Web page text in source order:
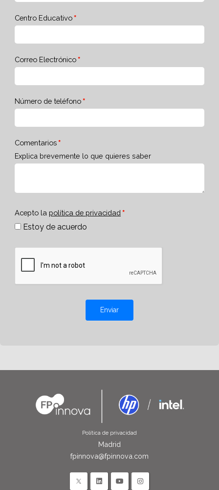
Centro Educativo
Correo Electrónico
Número de teléfono
Comentarios
Explica brevemente lo que quieres saber
Acepto la política de privacidad
Estoy de acuerdo
Enviar
Política de privacidad
Madrid
fpinnova@fpinnova.com